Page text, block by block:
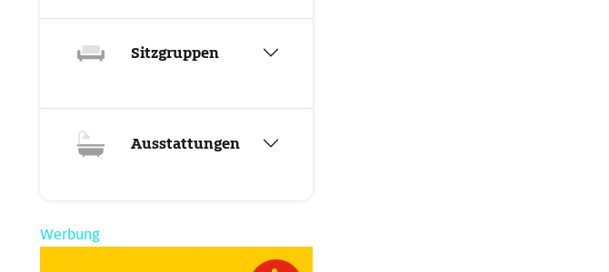
Sitzgruppen
Ausstattungen
Werbung